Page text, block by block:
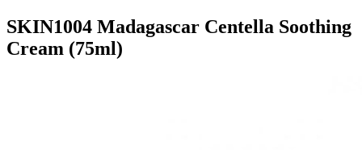
SKIN1004 Madagascar Centella Soothing
Cream (75ml)